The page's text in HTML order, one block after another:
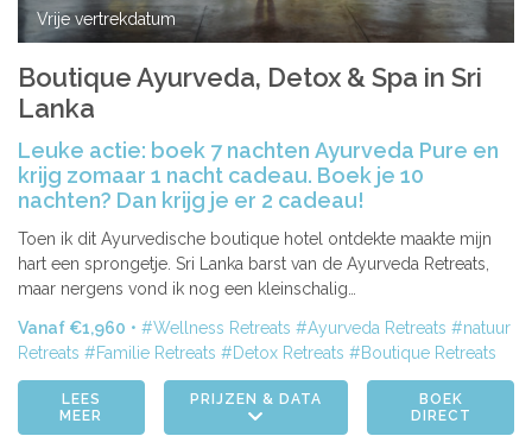
Vrije vertrekdatum
Boutique Ayurveda, Detox & Spa in Sri
Lanka
Leuke actie: boek 7 nachten Ayurveda Pure en
krijg zomaar 1 nacht cadeau. Boek je 10
nachten? Dan krijg je er 2 cadeau!
Toen ik dit Ayurvedische boutique hotel ontdekte maakte mijn
hart een sprongetje. Sri Lanka barst van de Ayurveda Retreats,
maar nergens vond ik nog een kleinschalig…
Vanaf €1,960 Wellness Retreats Ayurveda Retreats
natuur
Retreats
Familie Retreats Detox Retreats Boutique Retreats
LEES
MEER
PRIJZEN & DATA
BOEK
DIRECT